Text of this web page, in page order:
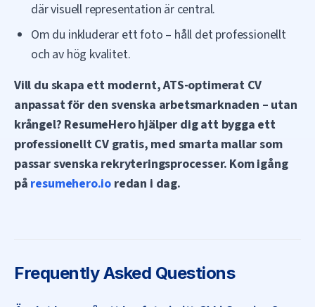
där visuell representation är central.
Om du inkluderar ett foto – håll det professionellt
och av hög kvalitet.
Vill du skapa ett modernt, ATS-optimerat CV
anpassat för den svenska arbetsmarknaden – utan
krångel? ResumeHero hjälper dig att bygga ett
professionellt CV gratis, med smarta mallar som
passar svenska rekryteringsprocesser. Kom igång
på resumehero.io redan i dag.
Frequently Asked Questions